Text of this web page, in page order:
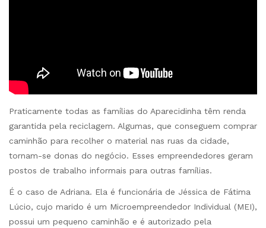
Praticamente todas as famílias do Aparecidinha têm renda
garantida pela reciclagem. Algumas, que conseguem comprar
caminhão para recolher o material nas ruas da cidade,
tornam-se donas do negócio. Esses empreendedores geram
postos de trabalho informais para outras famílias.
É o caso de Adriana. Ela é funcionária de Jéssica de Fátima
Lúcio, cujo marido é um Microempreendedor Individual (MEI),
possui um pequeno caminhão e é autorizado pela